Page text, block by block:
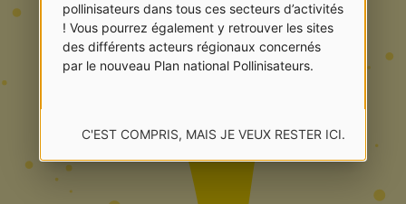
pollinisateurs dans tous ces secteurs d’activités
! Vous pourrez également y retrouver les sites
des différents acteurs régionaux concernés
par le nouveau Plan national Pollinisateurs.
C'EST COMPRIS, MAIS JE VEUX RESTER ICI.
EMMENEZ-MOI SUR LE NOUVEAU SITE !